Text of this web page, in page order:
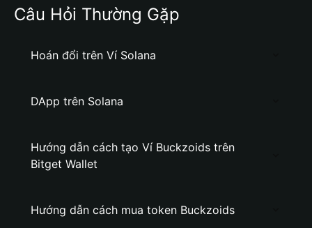
Câu Hỏi Thường Gặp
Hoán đổi trên Ví Solana
DApp trên Solana
Hướng dẫn cách tạo Ví Buckzoids trên
Bitget Wallet
Hướng dẫn cách mua token Buckzoids